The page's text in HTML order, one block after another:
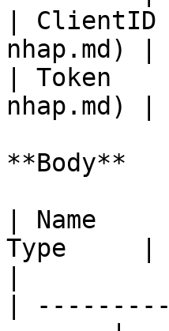
|
nhap.md) |
| Token
nhap.md) |
**Body**
|
Type     |
|